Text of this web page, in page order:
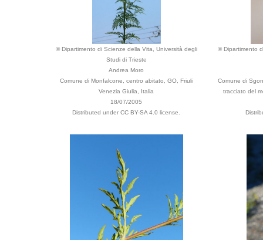
© Dipartimento di Scienze della Vita, Università degli
Studi di Trieste
Andrea Moro
Comune di Monfalcone, centro abitato, GO, Friuli
Venezia Giulia, Italia
18/07/2005
Distributed under CC BY-SA 4.0 license.
© Dipartimento
Comune di
tracciato del